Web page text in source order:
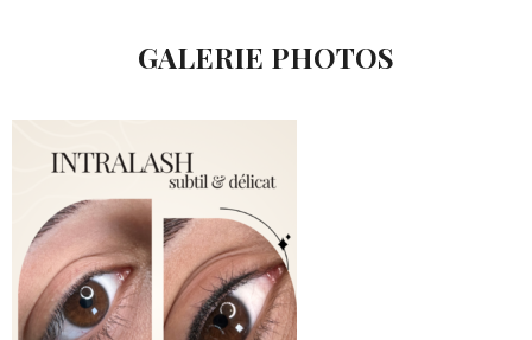
GALERIE PHOTOS